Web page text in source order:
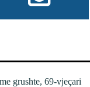
grushte, 69-vjeçari